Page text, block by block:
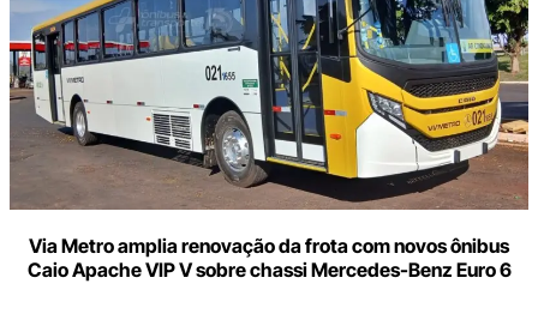
Via Metro amplia renovação da frota com novos ônibus
Caio Apache VIP V sobre chassi Mercedes-Benz Euro 6